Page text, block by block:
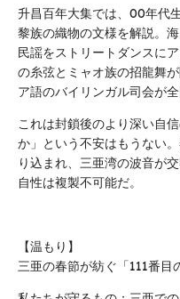
升昌百年大集では、00年代
黎族の織物の文様を解説。
民謡をストリートダンスに
の糸弦とミャオ族の招龍舞
ア語のバイリンガル司会が
これは封鎖後のより深い自
か」という不安はもうない
り込まれ、三亜湾の波音が
自性は複製不可能だ。
【温もり】
三亜の春節が紡ぐ「111番目